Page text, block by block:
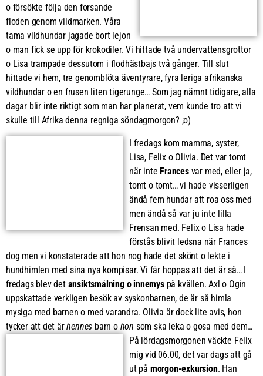
o försökte följa den forsande
floden genom vildmarken. Våra
tama vildhundar jagade bort lejon
o man fick se upp för krokodiler. Vi hittade två undervattensgrottor
o Lisa trampade dessutom i flodhästbajs två gånger. Till slut
hittade vi hem, tre genomblöta äventyrare, fyra leriga afrikanska
vildhundar o en frusen liten tigerunge… Som jag nämnt tidigare, alla
dagar blir inte riktigt som man har planerat, vem kunde tro att vi
skulle till Afrika denna regniga söndagmorgon? ;o)
I fredags kom mamma, syster,
Lisa, Felix o Olivia. Det var tomt
när inte Francesvar med, eller ja,
tomt o tomt… vi hade visserligen
ändå fem hundar att roa oss med
men ändå så var ju inte lilla
Frensan med. Felix o Lisa hade
förstås blivit ledsna när Frances
dog men vi konstaterade att hon nog hade det skönt o lekte i
hundhimlen med sina nya kompisar. Vi får hoppas att det är så… I
fredags blev det ansiktsmålning o innemyspå kvällen. Axl o Ogin
uppskattade verkligen besök av syskonbarnen, de är så himla
mysiga med barnen o med varandra. Olivia är dock lite avis, hon
tycker att det ärhennes barn o hon som ska leka o gosa med dem…
På lördagsmorgonen väckte Felix
mig vid 06.00, det var dags att gå
ut på morgon-exkursion. Han